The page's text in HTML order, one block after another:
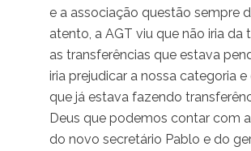
e a associação questão sempre
atento, a AGT viu que não iria da
as transferências que estava
iria prejudicar a nossa categoria
que já estava fazendo
Deus que podemos contar com
do novo secretário Pablo e do